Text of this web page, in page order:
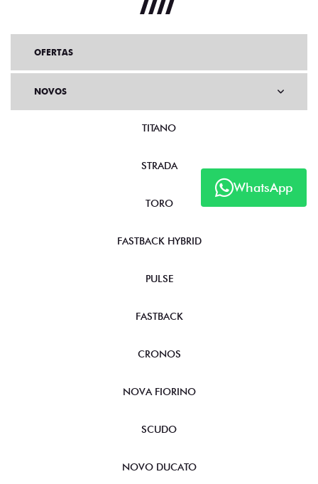
WhatsApp
OFERTAS
NOVOS
TITANO
STRADA
TORO
FASTBACK HYBRID
PULSE
FASTBACK
CRONOS
NOVA FIORINO
SCUDO
NOVO DUCATO